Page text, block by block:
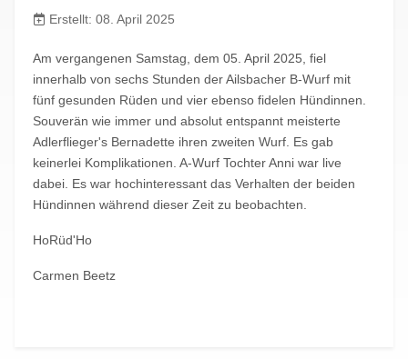
Erstellt: 08. April 2025
Am vergangenen Samstag, dem 05. April 2025, fiel
innerhalb von sechs Stunden der Ailsbacher B-Wurf mit
fünf gesunden Rüden und vier ebenso fidelen Hündinnen.
Souverän wie immer und absolut entspannt meisterte
Adlerflieger's Bernadette ihren zweiten Wurf. Es gab
keinerlei Komplikationen. A-Wurf Tochter Anni war live
dabei. Es war hochinteressant das Verhalten der beiden
Hündinnen während dieser Zeit zu beobachten.
HoRüd'Ho
Carmen Beetz